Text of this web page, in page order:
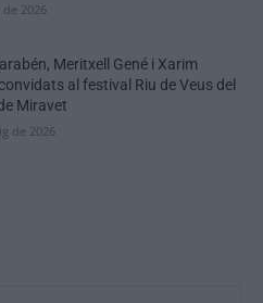
2026
Meritxell Gené i Xarim
al festival Riu de Veus del
Miravet
de 2026